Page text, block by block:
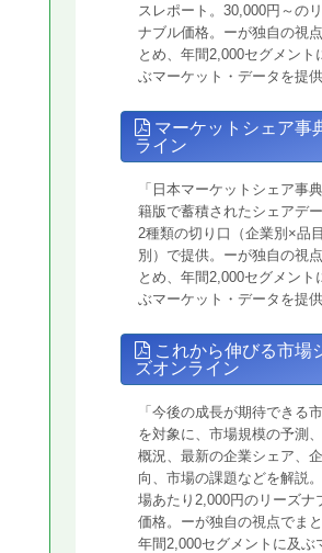
スレポート。30,000円～の
ナブル価格。ーが独自の視
とめ、年間2,000セグメント
ぶマーケット・データを提供
マーケットシェア事
ライン
「日本マーケットシェア事
籍版で蓄積されたシェアデ
2種類の切り口（企業別×品目
別）で提供。ーが独自の視
とめ、年間2,000セグメント
ぶマーケット・データを提供
これから伸びる市場
ズオンライン
「今後の成長が期待できる市
を対象に、市場規模の予測
概況、最新の企業シェア、
向、市場の課題などを解説
場あたり2,000円のリーズナ
価格。ーが独自の視点でまと
年間2,000セグメントに及ぶ